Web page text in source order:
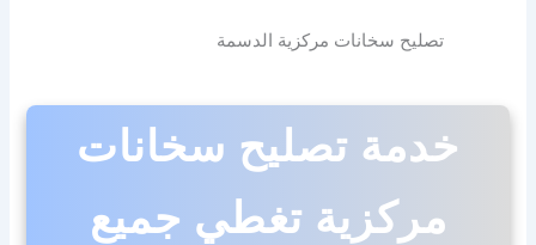
تصليح سخانات مركزية الدسمة
خدمة تصليح سخانات
مركزية تغطي جميع